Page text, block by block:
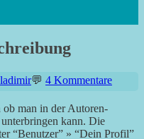
4 Kommentare
man in der Autoren-
kann. Die
“Benutzer” » “Dein Profil”